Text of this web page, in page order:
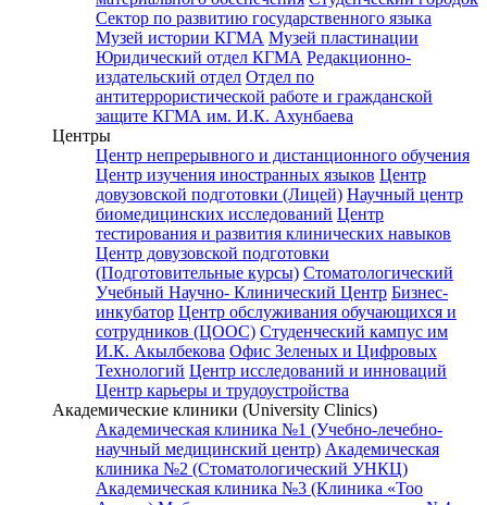
Сектор по развитию государственного языка
Музей истории КГМА Музей пластинации
Юридический отдел КГМА Редакционно-
издательский отдел Отдел по
антитеррористической работе и гражданской
защите КГМА им. И.К. Ахунбаева
Центры
Центр непрерывного и дистанционного обучения
Центр изучения иностранных языков Центр
довузовской подготовки (Лицей) Научный центр
биомедицинских исследований Центр
тестирования и развития клинических навыков
Центр довузовской подготовки
(Подготовительные курсы) Стоматологический
Учебный Научно- Клинический Центр Бизнес-
инкубатор Центр обслуживания обучающихся и
сотрудников (ЦООС) Студенческий кампус им
И.К. Акылбекова Офис Зеленых и Цифровых
Технологий Центр исследований и инноваций
Центр карьеры и трудоустройства
Академические клиники (University Clinics)
Академическая клиника №1 (Учебно-лечебно-
научный медицинский центр) Академическая
клиника №2 (Стоматологический УНКЦ)
Академическая клиника №3 (Клиника «Тоо